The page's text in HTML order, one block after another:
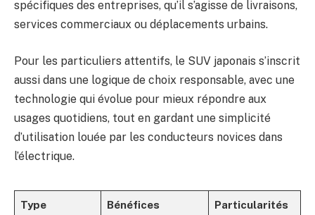
spécifiques des entreprises, qu’il s’agisse de livraisons,
services commerciaux ou déplacements urbains.
Pour les particuliers attentifs, le SUV japonais s’inscrit
aussi dans une logique de choix responsable, avec une
technologie qui évolue pour mieux répondre aux
usages quotidiens, tout en gardant une simplicité
d’utilisation louée par les conducteurs novices dans
l’électrique.
Type
Bénéfices
Particularités